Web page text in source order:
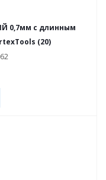
0,7мм с длинным
(20)